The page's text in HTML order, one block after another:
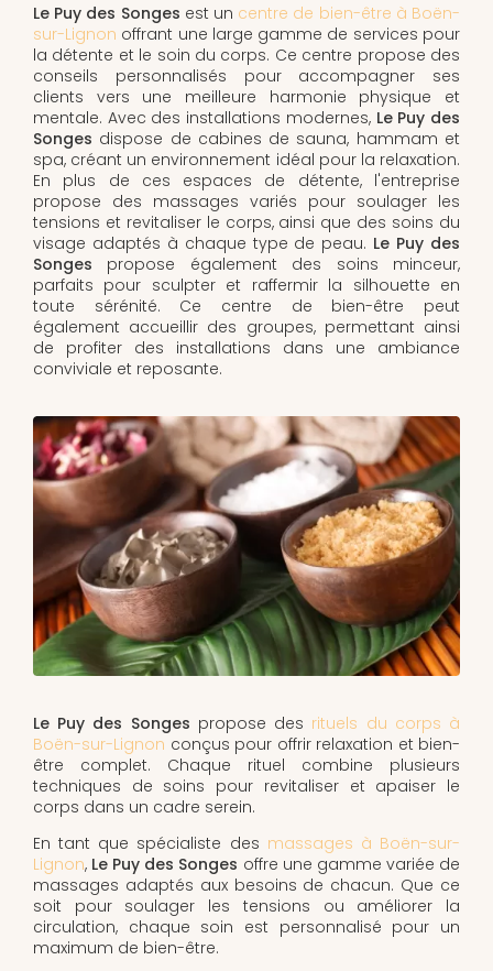
Le Puy des Songes est un centre de bien-être à Boën-
sur-Lignon offrant une large gamme de services pour
la détente et le soin du corps. Ce centre propose des
conseils personnalisés pour accompagner ses
clients vers une meilleure harmonie physique et
mentale. Avec des installations modernes, Le Puy des
Songes dispose de cabines de sauna, hammam et
spa, créant un environnement idéal pour la relaxation.
En plus de ces espaces de détente, l'entreprise
propose des massages variés pour soulager les
tensions et revitaliser le corps, ainsi que des soins du
visage adaptés à chaque type de peau. Le Puy des
Songes propose également des soins minceur,
parfaits pour sculpter et raffermir la silhouette en
toute sérénité. Ce centre de bien-être peut
également accueillir des groupes, permettant ainsi
de profiter des installations dans une ambiance
conviviale et reposante.
Le Puy des Songes propose des rituels du corps à
Boën-sur-Lignon conçus pour offrir relaxation et bien-
être complet. Chaque rituel combine plusieurs
techniques de soins pour revitaliser et apaiser le
corps dans un cadre serein.
En tant que spécialiste des massages à Boën-sur-
Lignon, Le Puy des Songes offre une gamme variée de
massages adaptés aux besoins de chacun. Que ce
soit pour soulager les tensions ou améliorer la
circulation, chaque soin est personnalisé pour un
maximum de bien-être.